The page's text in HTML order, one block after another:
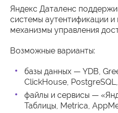
Яндекс Даталенс
системы аутентификации и
механизмы управления
Возможные варианты:
базы данных — YDB,
ClickHouse,
файлы и сервисы —
Таблицы, Metrica,